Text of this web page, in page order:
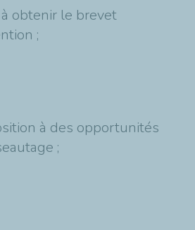
à obtenir le brevet
;
à des opportunités
;